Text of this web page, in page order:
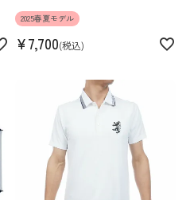
2025春夏モデル
¥7,700 税込